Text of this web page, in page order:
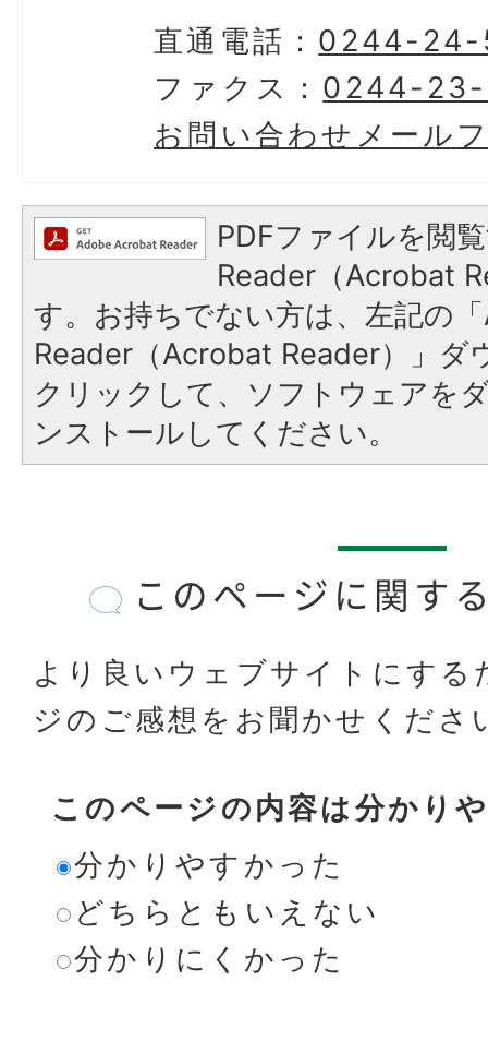
直通電話： 0244-24-
ファクス： 0244-
お問い合わせメール
PDFファイルを閲
Reader（Acrobat
す。お持ちでない方は、左記の
Reader（Acrobat Reader）」ダ
クリックして、ソフトウェアを
ンストールしてください。
このページに関す
より良いウェブサイトにする
ジのご感想をお聞かせくださ
このページの内容は分かり
分かりやすかった
どちらともいえない
分かりにくかった